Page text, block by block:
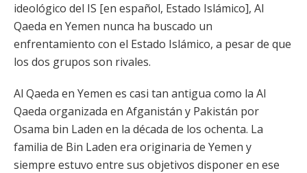
ideológico del IS [en español, Estado Islámico], Al
Qaeda en Yemen nunca ha buscado un
enfrentamiento con el Estado Islámico, a pesar de que
los dos grupos son rivales.
Al Qaeda en Yemen es casi tan antigua como la Al
Qaeda organizada en Afganistán y Pakistán por
Osama bin Laden en la década de los ochenta. La
familia de Bin Laden era originaria de Yemen y
siempre estuvo entre sus objetivos disponer en ese